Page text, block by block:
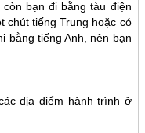
bạn đi bằng tàu điện
chút tiếng Trung hoặc có
bằng tiếng Anh, nên bạn
địa điểm hành trình ở